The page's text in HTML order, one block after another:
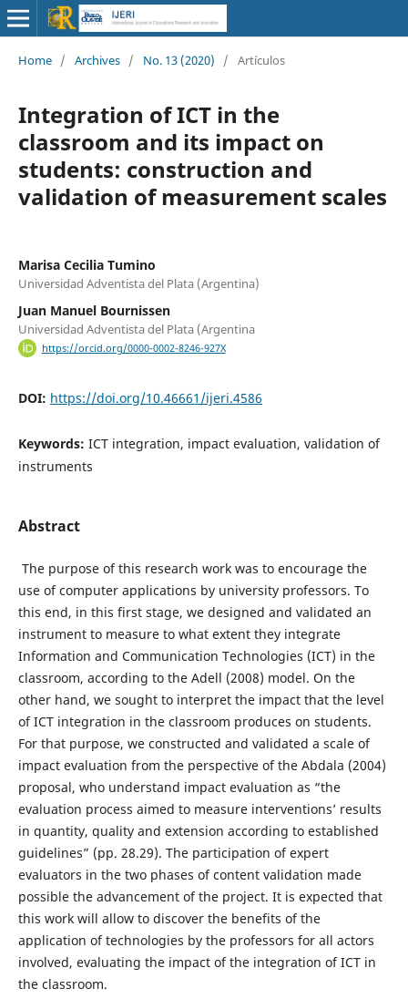
Home / Archives / No. 13 (2020) / Artículos
Integration of ICT in the
classroom and its impact on
students: construction and
validation of measurement scales
Marisa Cecilia Tumino
Universidad Adventista del Plata (Argentina)
Juan Manuel Bournissen
Universidad Adventista del Plata (Argentina
https://orcid.org/0000-0002-8246-927X
DOI: https://doi.org/10.46661/ijeri.4586
Keywords: ICT integration, impact evaluation, validation of
instruments
Abstract
The purpose of this research work was to encourage the
use of computer applications by university professors. To
this end, in this first stage, we designed and validated an
instrument to measure to what extent they integrate
Information and Communication Technologies (ICT) in the
classroom, according to the Adell (2008) model. On the
other hand, we sought to interpret the impact that the level
of ICT integration in the classroom produces on students.
For that purpose, we constructed and validated a scale of
impact evaluation from the perspective of the Abdala (2004)
proposal, who understand impact evaluation as “the
evaluation process aimed to measure interventions’ results
in quantity, quality and extension according to established
guidelines” (pp. 28.29). The participation of expert
evaluators in the two phases of content validation made
possible the advancement of the project. It is expected that
this work will allow to discover the benefits of the
application of technologies by the professors for all actors
involved, evaluating the impact of the integration of ICT in
the classroom.